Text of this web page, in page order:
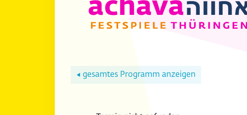
◀ gesamtes Programm anzeigen